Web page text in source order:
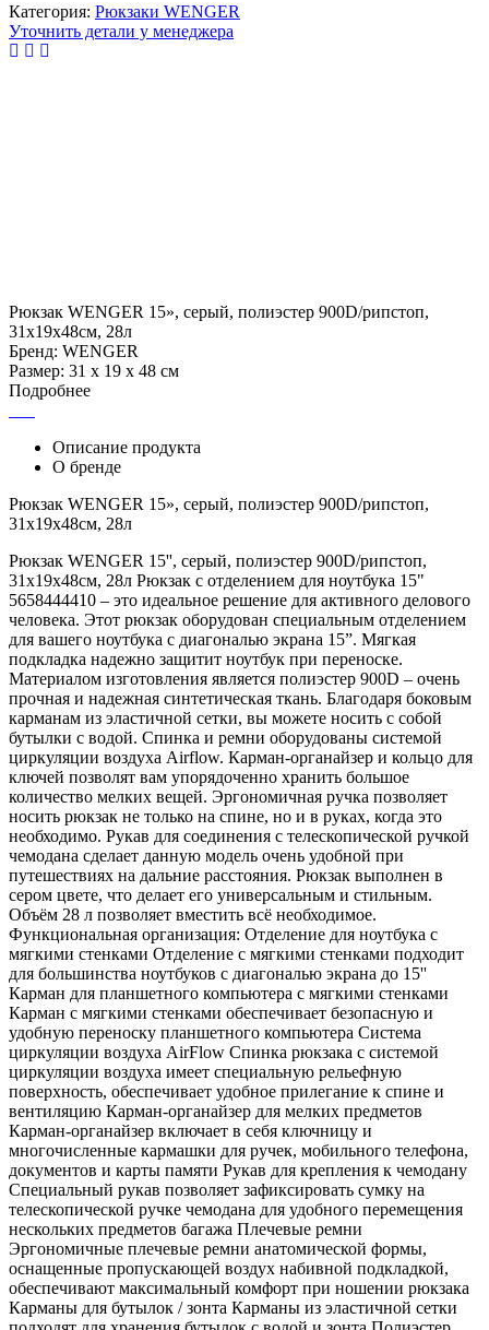
Категория: Рюкзаки WENGER
Уточнить детали у менеджера
Рюкзак WENGER 15», серый, полиэстер 900D/рипстоп,
31x19x48см, 28л
Бренд: WENGER
Размер: 31 x 19 x 48 см
Подробнее
Описание продукта
О бренде
Рюкзак WENGER 15», серый, полиэстер 900D/рипстоп,
31x19x48см, 28л
Рюкзак WENGER 15'', серый, полиэстер 900D/рипстоп,
31x19x48см, 28л Рюкзак с отделением для ноутбука 15"
5658444410 – это идеальное решение для активного делового
человека. Этот рюкзак оборудован специальным отделением
для вашего ноутбука с диагональю экрана 15”. Мягкая
подкладка надежно защитит ноутбук при переноске.
Материалом изготовления является полиэстер 900D – очень
прочная и надежная синтетическая ткань. Благодаря боковым
карманам из эластичной сетки, вы можете носить с собой
бутылки с водой. Спинка и ремни оборудованы системой
циркуляции воздуха Airflow. Карман-органайзер и кольцо для
ключей позволят вам упорядоченно хранить большое
количество мелких вещей. Эргономичная ручка позволяет
носить рюкзак не только на спине, но и в руках, когда это
необходимо. Рукав для соединения с телескопической ручкой
чемодана сделает данную модель очень удобной при
путешествиях на дальние расстояния. Рюкзак выполнен в
сером цвете, что делает его универсальным и стильным.
Объём 28 л позволяет вместить всё необходимое.
Функциональная организация: Отделение для ноутбука с
мягкими стенками Отделение с мягкими стенками подходит
для большинства ноутбуков с диагональю экрана до 15''
Карман для планшетного компьютера с мягкими стенками
Карман с мягкими стенками обеспечивает безопасную и
удобную переноску планшетного компьютера Система
циркуляции воздуха AirFlow Спинка рюкзака с системой
циркуляции воздуха имеет специальную рельефную
поверхность, обеспечивает удобное прилегание к спине и
вентиляцию Карман-органайзер для мелких предметов
Карман-органайзер включает в себя ключницу и
многочисленные кармашки для ручек, мобильного телефона,
документов и карты памяти Рукав для крепления к чемодану
Специальный рукав позволяет зафиксировать сумку на
телескопической ручке чемодана для удобного перемещения
нескольких предметов багажа Плечевые ремни
Эргономичные плечевые ремни анатомической формы,
оснащенные пропускающей воздух набивной подкладкой,
обеспечивают максимальный комфорт при ношении рюкзака
Карманы для бутылок / зонта Карманы из эластичной сетки